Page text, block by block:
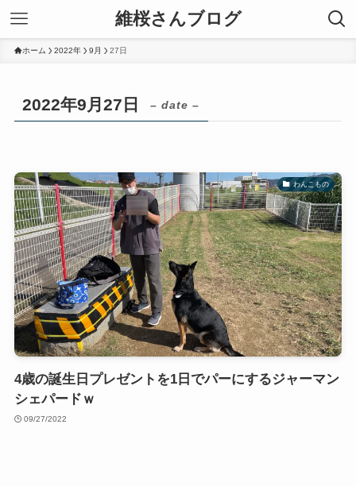
維桜さんブログ
ホーム 2022年 9月 27日
2022年9月27日 – date –
わんこもの
4歳の誕生日プレゼントを1日でパーにするジャーマン
シェパードｗ
09/27/2022